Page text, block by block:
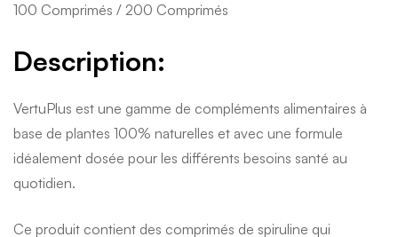
100 Comprimés / 200 Comprimés
Description:
VertuPlus est une gamme de compléments alimentaires à
base de plantes 100% naturelles et avec une formule
idéalement dosée pour les différents besoins santé au
quotidien.
Ce produit contient des comprimés de spiruline qui